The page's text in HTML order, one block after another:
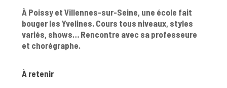
À Poissy et Villennes-sur-Seine, une école fait
bouger les Yvelines. Cours tous niveaux, styles
variés, shows… Rencontre avec sa professeure
et chorégraphe.
À retenir